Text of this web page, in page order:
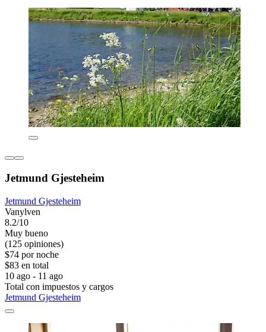
Jetmund Gjesteheim
Jetmund Gjesteheim
Vanylven
8.2/10
Muy bueno
(125 opiniones)
$74 por noche
$83 en total
10 ago - 11 ago
Total con impuestos y cargos
Jetmund Gjesteheim